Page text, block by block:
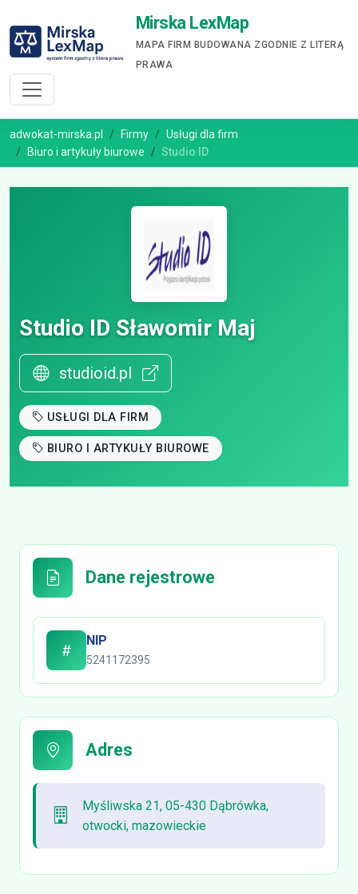
Mirska LexMap
MAPA FIRM BUDOWANA ZGODNIE Z LITERĄ
PRAWA
adwokat-mirska.pl Firmy
Usługi dla firm
Biuro i artykuły biurowe
Studio ID
Studio ID Sławomir Maj
studioid.pl
USŁUGI DLA FIRM
BIURO I ARTYKUŁY BIUROWE
Dane rejestrowe
NIP
5241172395
Adres
Myśliwska 21, 05-430 Dąbrówka,
otwocki, mazowieckie